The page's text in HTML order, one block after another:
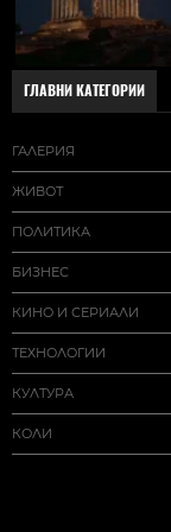
ГЛАВНИ КАТЕГОРИИ
ГАЛЕРИЯ
ЖИВОТ
ПОЛИТИКА
БИЗНЕС
КИНО И СЕРИАЛИ
ТЕХНОЛОГИИ
КУЛТУРА
КОЛИ